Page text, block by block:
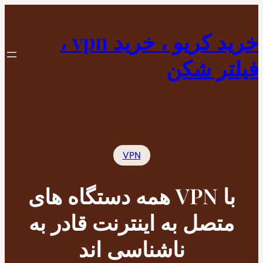
محتوا
خرید کریو ، خرید vpn ،
فیلتر شکن
VPN
با VPN همه دستگاه های
متصل به اینترنت قادر به
ناشناسی اند